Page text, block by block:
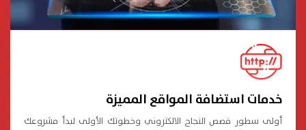
خدمات استضافة المواقع المميزة
أولى سطور قصص النجاح الالكتروني وخطوتك الأولى لبدأ مشروعك